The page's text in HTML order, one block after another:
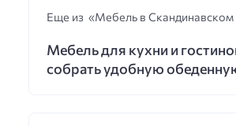
Еще из «Мебель в Скандинавском
Мебель для кухни и
собрать удобную